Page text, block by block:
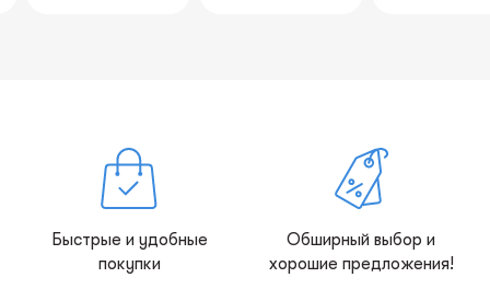
Быстрые и удобные
покупки
Обширный выбор и
хорошие предложения!